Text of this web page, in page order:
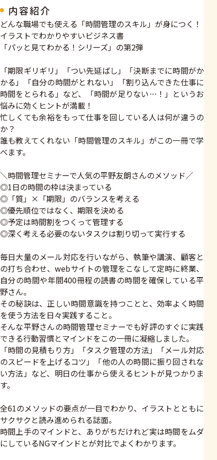
内容紹介
どんな職場でも使える「時間管理のスキル」が身につく！
イラストでわかりやすいビジネス書
「パッと見てわかる！シリーズ」の第2弾
「期限ギリギリ」「つい先延ばし」「決断までに時間がか
かる」「自分の時間がとれない」「割り込んできた仕事に
時間をとられる」など、「時間が足りない…！」というお
悩みに効くヒントが満載！
忙しくても余裕をもって仕事を回している人は何が違うの
か？
誰も教えてくれない「時間管理のスキル」がこの一冊で学
べます。
＼時間管理セミナーで人気の平野友朗さんのメソッド／
◎1日の時間の枠は決まっている
◎「質」×「期限」のバランスを考える
◎優先順位ではなく、期限を決める
◎予定は時間割をつくって管理する
◎深く考える必要のないタスクは割り切って実行する
毎日大量のメール対応を行いながら、執筆や講演、顧客と
の打ち合わせ、webサイトの管理をこなして定時に終業、
自分の時間や年間400冊程の読書の時間を確保している平
野さん。
その秘訣は、正しい時間意識を持つことと、効率よく時間
を使う方法を日々実践すること。
そんな平野さんの時間管理セミナーでも好評のすぐに実践
できる行動習慣とマインドをこの一冊に凝縮しました。
「時間の見積もり方」「タスク管理の方法」「メール対応
のスピードを上げるコツ」「他の人の時間に振り回されな
い方法」など、明日の仕事から使えるヒントが見つかりま
す。
全61のメソッドの要点が一目でわかり、イラストとともに
サクサクと読み進められる誌面。
時間上手のマインドと、ありがちだけれど実は時間をムダ
にしているNGマインドとが対比でよくわかります。